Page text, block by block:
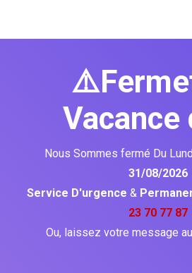
Vacance
Nous Sommes fermé Du
31/08/2026
Service D'urgence &
23 70 77 87
Ou, laissez votre message au